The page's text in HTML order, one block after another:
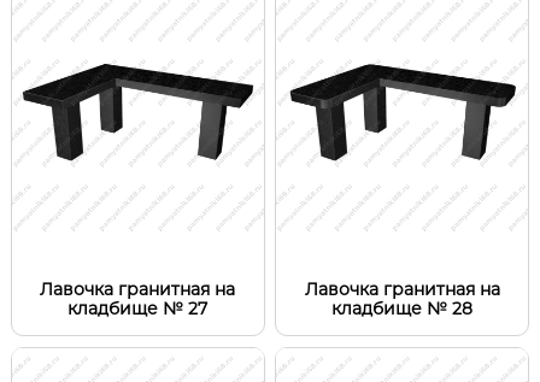
Лавочка гранитная на
кладбище № 27
Лавочка гранитная на
кладбище № 28